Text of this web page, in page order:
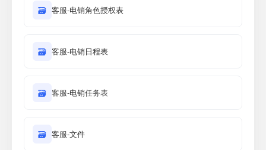
🗃 客服-电销角色授权表
🗃 客服-电销日程表
🗃 客服-电销任务表
🗃 客服-文件